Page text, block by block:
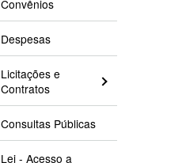
Convênios
Despesas
Licitações e
Contratos
Consultas Públicas
Lei - Acesso a